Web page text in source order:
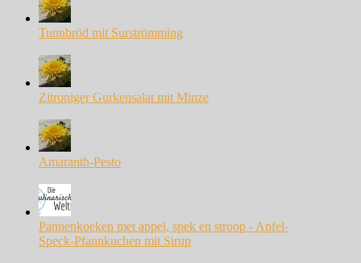
Tunnbröd mit Surströmming
Zitroniger Gurkensalat mit Minze
Amaranth-Pesto
Pannenkoeken met appel, spek en stroop - Apfel-
Speck-Pfannkuchen mit Sirup